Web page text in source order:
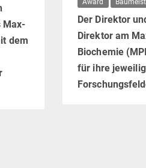
Max-
dem
Award
Der Direktor
Direktor am
Biochemie
für ihre